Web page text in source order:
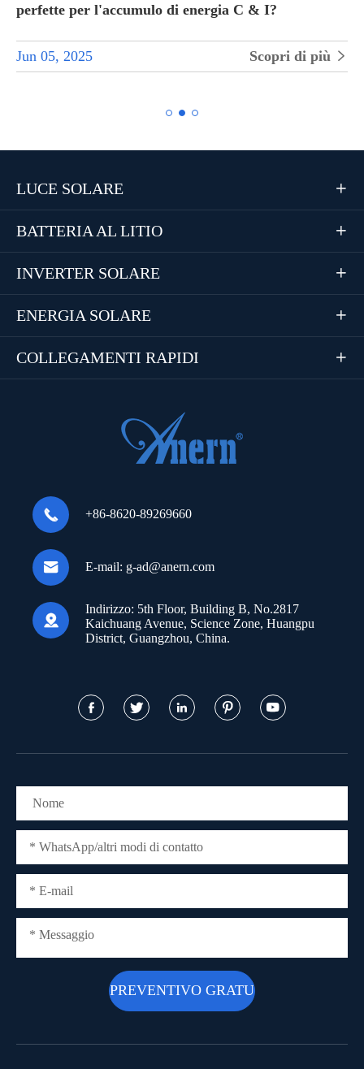
perfette per l'accumulo di energia C & I?
Jun 05, 2025 Scopri di più 
LUCE SOLARE 
BATTERIA AL LITIO 
INVERTER SOLARE 
ENERGIA SOLARE 
COLLEGAMENTI RAPIDI 
 +86-8620-89269660
 E-mail: g-ad@anern.com

Indirizzo: 5th Floor, Building B, No.2817
Kaichuang Avenue, Science Zone, Huangpu
District, Guangzhou, China.
    